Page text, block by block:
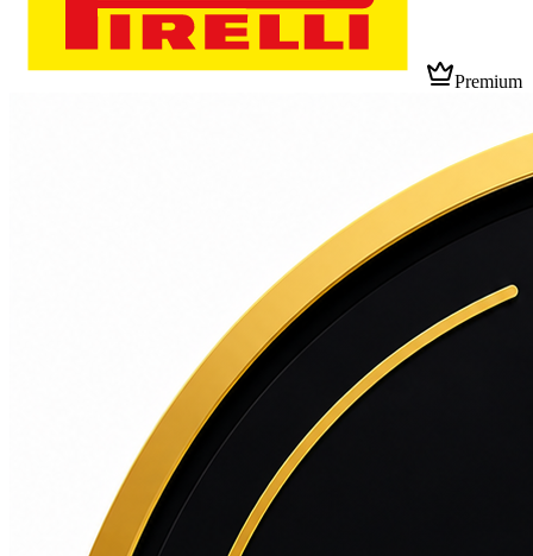
Premium